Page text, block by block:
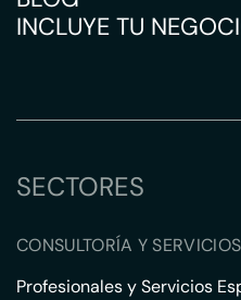
INCLUYE TU
SECTORES
CONSULTORÍA Y SERVICIOS
Profesionales y Servicios